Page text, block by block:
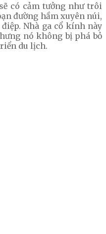
có cảm tưởng như trôi
đường hầm xuyên núi,
Nhà ga cổ kính này
nó không bị phá bỏ
du lịch.